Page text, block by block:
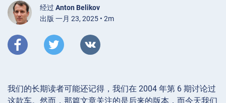
经过 Anton Belikov
出版 一月 23, 2025 • 2m
我们的长期读者可能还记得，我们在 2004 年第 6 期讨论过
这款车。然而，那篇文章关注的是后来的版本，而今天我们